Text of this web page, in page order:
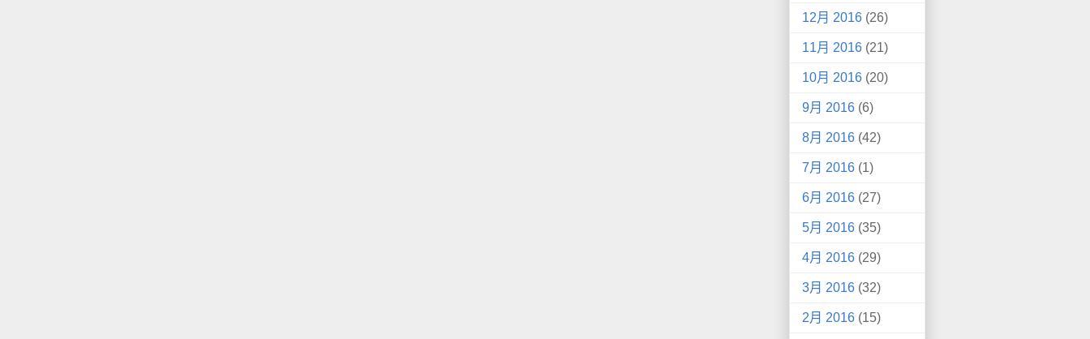
12月 2016 (26)
11月 2016 (21)
10月 2016 (20)
9月 2016 (6)
8月 2016 (42)
7月 2016 (1)
6月 2016 (27)
5月 2016 (35)
4月 2016 (29)
3月 2016 (32)
2月 2016 (15)